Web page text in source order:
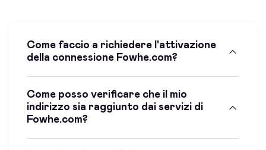
Come faccio a richiedere l'attivazione
della connessione Fowhe.com?
Come posso verificare che il mio
indirizzo sia raggiunto dai servizi di
Fowhe.com?